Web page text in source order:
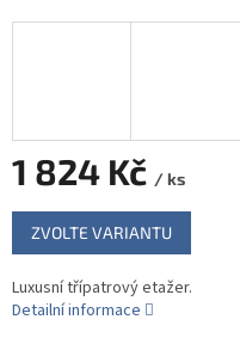
1 824 Kč / ks
Měrná
cena:
ZVOLTE VARIANTU
Luxusní třípatrový etažer.
Detailní informace